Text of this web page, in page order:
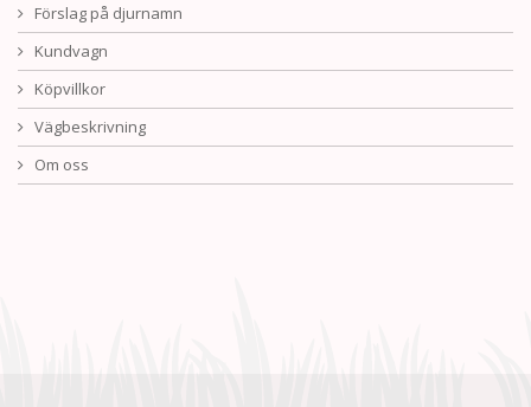
Förslag på djurnamn
Kundvagn
Köpvillkor
Vägbeskrivning
Om oss